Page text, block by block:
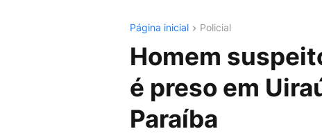
Página inicial Policial
Homem
é preso em
Paraíba